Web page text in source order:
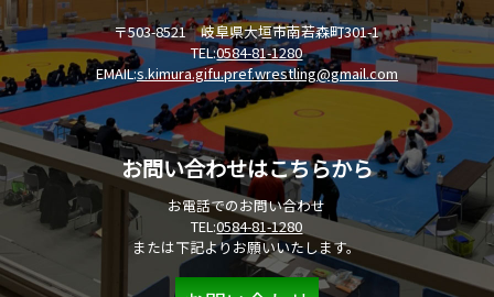
〒503-8521 岐阜県大垣市南若森町301-1
TEL:0584-81-1280
EMAIL:s.kimura.gifu.pref.wrestling@gmail.com
お問い合わせはこちらから
お電話でのお問い合わせ
TEL:0584-81-1280
または下記よりお願いいたします。